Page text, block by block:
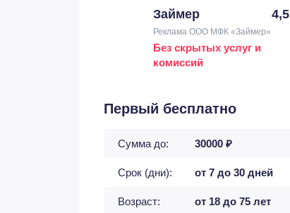
Займер 4,5
Реклама ООО МФК «Займер»
Без скрытых услуг и
комиссий
Первый бесплатно
Сумма до: 30000 ₽
Срок (дни): от 7 до 30 дней
Возраст: от 18 до 75 лет